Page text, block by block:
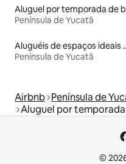
Península de Yucatã
Aluguéis de
Península de Yucatã
Airbnb Península de
Aluguel por temporada
©